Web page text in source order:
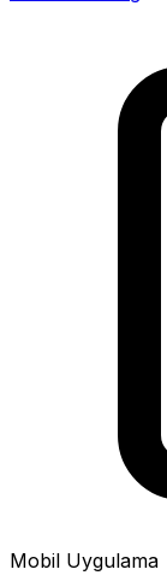
Mobil Uygulama